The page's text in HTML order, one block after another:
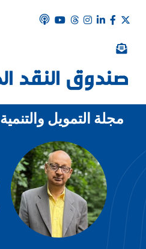
مجلة التمويل والتنمية